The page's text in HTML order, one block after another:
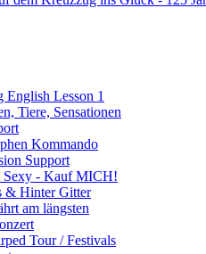
English Lesson 1
Tiere, Sensationen
Kommando
Support
Sexy - Kauf MICH!
& Hinter Gitter
am längsten
Tour / Festivals